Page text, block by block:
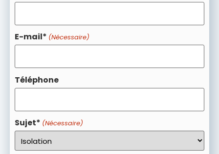
E-mail* (Nécessaire)
Téléphone
Sujet* (Nécessaire)